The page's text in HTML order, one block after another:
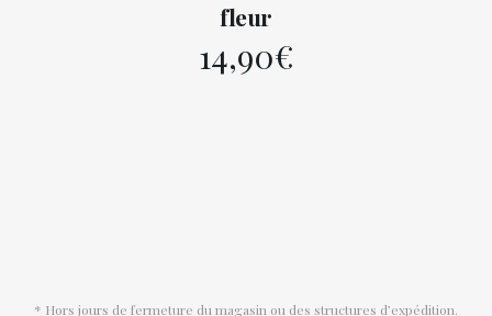
fleur
14,90€
* Hors jours de fermeture du magasin ou des structures d’expédition.